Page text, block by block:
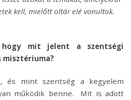
kell, mielőtt oltár elé vonultok.
mit jelent a szentségi
misztériuma?
és mint szentség a kegyelem
működik benne. Mit is adott